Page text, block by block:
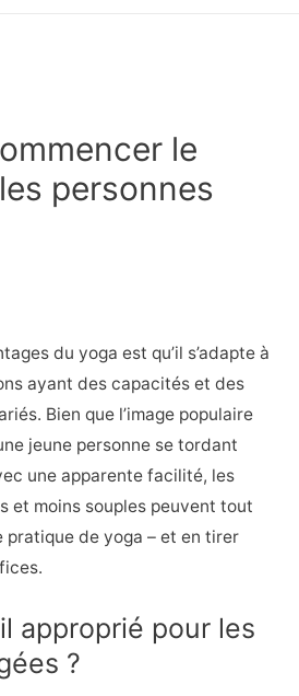
le
personnes
du yoga est qu’il s’adapte à
ayant des capacités et des
Bien que l’image populaire
jeune personne se tordant
une apparente facilité, les
et moins souples peuvent tout
pratique de yoga – et en tirer
approprié pour les
?